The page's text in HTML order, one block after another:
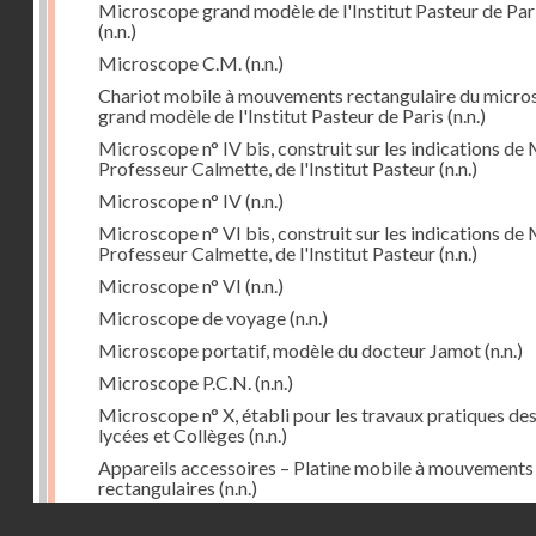
Microscope grand modèle de l'Institut Pasteur de
(n.n.)
Microscope C.M. (n.n.)
Chariot mobile à mouvements rectangulaire du
grand modèle de l'Institut Pasteur de Paris (n.n.)
Microscope n° IV bis, construit sur les indications de
Professeur Calmette, de l'Institut Pasteur(n.n.)
Microscope n° IV(n.n.)
Microscope n° VI bis, construit sur les indications de
Professeur Calmette, de l'Institut Pasteur(n.n.)
Microscope n° VI (n.n.)
Microscope de voyage(n.n.)
Microscope portatif, modèle du docteur Jamot(n.n.)
Microscope P.C.N. (n.n.)
Microscope n° X, établi pour les travaux pratiques des
lycées et Collèges (n.n.)
Appareils accessoires – Platine mobile à mouvements
rectangulaires (n.n.)